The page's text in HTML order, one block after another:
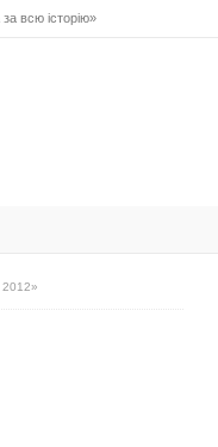
всю історію»